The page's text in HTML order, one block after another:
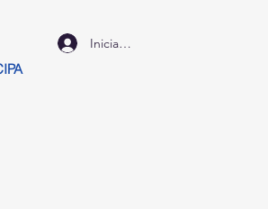
Iniciar sesión